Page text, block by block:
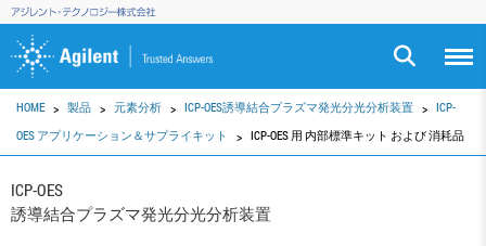
HOME 製品 元素分析 ICP-OES誘導結合プラズマ発光分光分析装置
ICP-
OES アプリケーション＆サプライキット
ICP-OES 用 内部標準キット および 消耗品
ICP-OES
誘導結合プラズマ発光分光分析装置